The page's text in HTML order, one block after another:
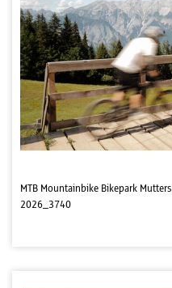
MTB Mountainbike Bikepark Mutters
2026_3740